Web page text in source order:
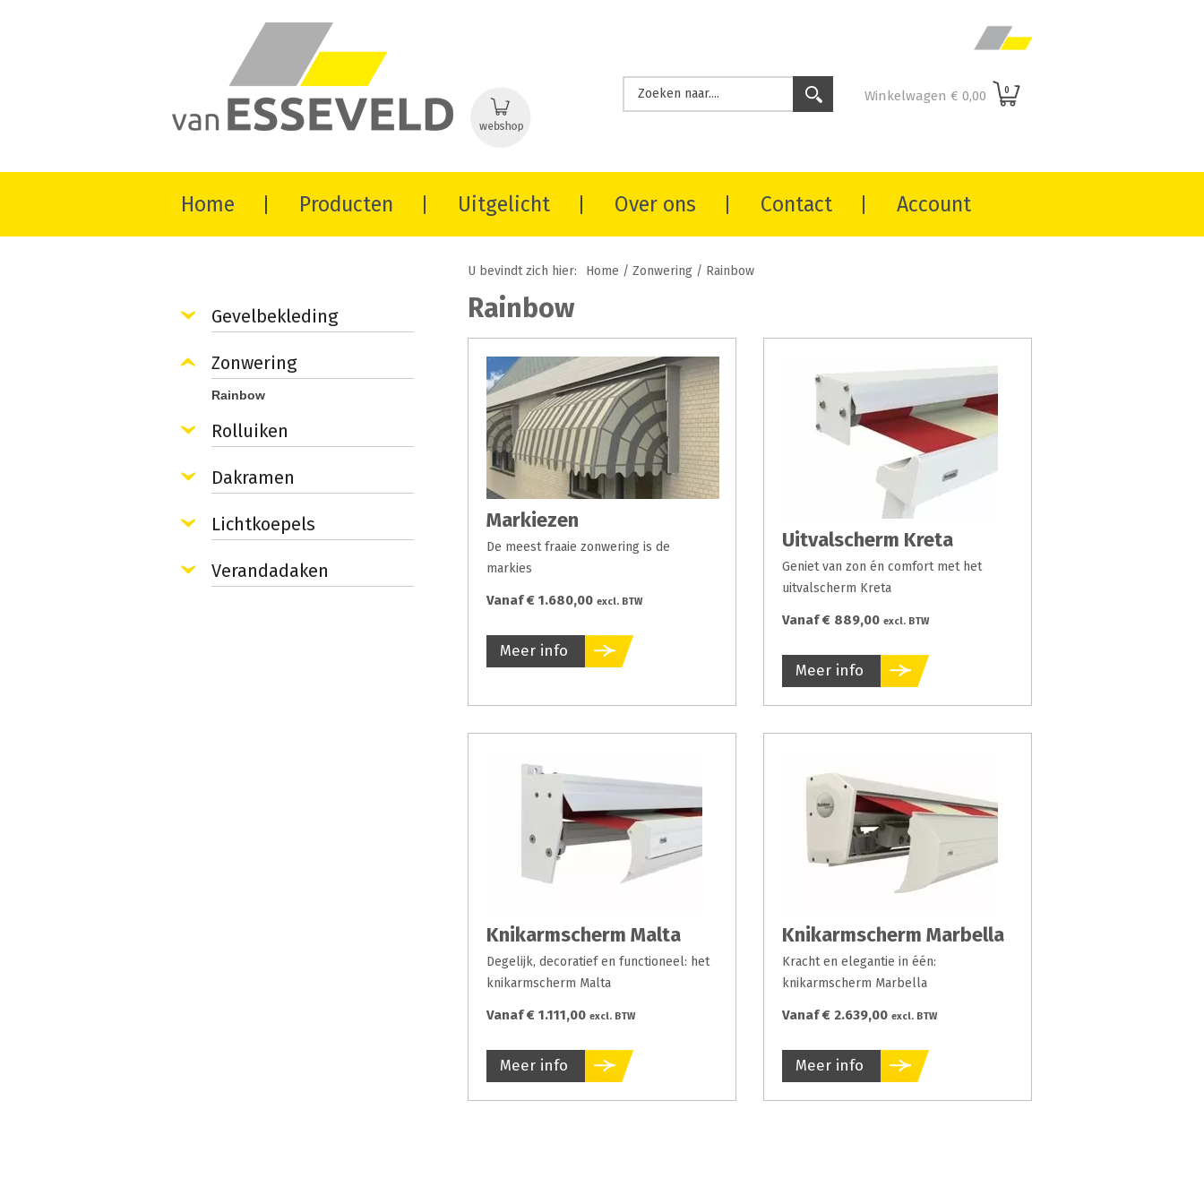
Winkelwagen € 0,00 0
Home Producten Uitgelicht Over ons Contact Account
Gevelbekleding
Zonwering
Rainbow
Rolluiken
Dakramen
Lichtkoepels
Verandadaken
U bevindt zich hier: Home / Zonwering / Rainbow
Rainbow
Markiezen
De meest fraaie zonwering is de
markies
Vanaf € 1.680,00 excl. BTW
Meer info
Uitvalscherm Kreta
Geniet van zon én comfort met het
uitvalscherm Kreta
Vanaf € 889,00 excl. BTW
Meer info
Knikarmscherm Malta
Degelijk, decoratief en functioneel: het
knikarmscherm Malta
Vanaf € 1.111,00 excl. BTW
Meer info
Knikarmscherm Marbella
Kracht en elegantie in één:
knikarmscherm Marbella
Vanaf € 2.639,00 excl. BTW
Meer info